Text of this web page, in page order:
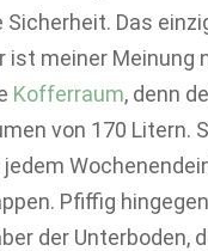
Das
ist meiner Meinung
Kofferraum, denn
von 170 Litern.
Pfiffig
der Unterboden,